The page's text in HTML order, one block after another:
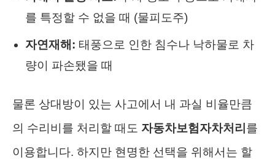
를 특정할 수 없을 때 (물피도주)
자연재해: 태풍으로 인한 침수나 낙하물로 차
량이 파손됐을 때
물론 상대방이 있는 사고에서 내 과실 비율만큼
의 수리비를 처리할 때도 자동차보험자차처리 를
이용합니다. 하지만 현명한 선택을 위해서는 할